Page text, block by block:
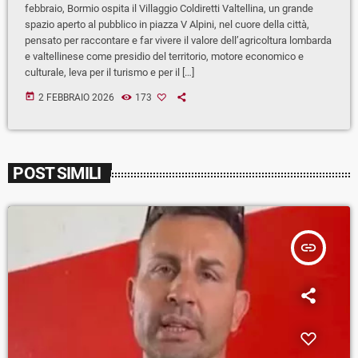
febbraio, Bormio ospita il Villaggio Coldiretti Valtellina, un grande
spazio aperto al pubblico in piazza V Alpini, nel cuore della città,
pensato per raccontare e far vivere il valore dell’agricoltura lombarda
e valtellinese come presidio del territorio, motore economico e
culturale, leva per il turismo e per il […]
today 2 FEBBRAIO 2026 173
POST SIMILI
insert_link